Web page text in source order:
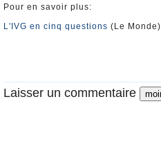
Pour en savoir plus:
L'IVG en cinq questions (Le Monde)
Laisser un commentaire